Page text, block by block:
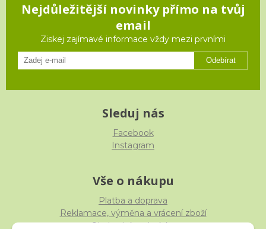
Nejdůležitější novinky přímo na tvůj
email
Ziskej zajímavé informace vždy mezi prvními
Odebírat
Sleduj nás
Facebook
Instagram
Vše o nákupu
Platba a doprava
Reklamace, výměna a vrácení zboží
Obchodní podmínky